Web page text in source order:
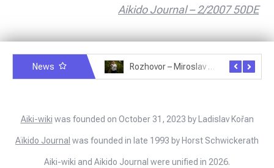
Aikido Journal – 2/2007 50DE
News Rozhovor – Miroslav Šmíd – 22.3.2025
Aiki-wiki was founded on October 31, 2023 by Ladislav Kořan
Aïkido Journal was founded in late 1993 by Horst Schwickerath
Aiki-wiki and Aikido Journal were unified in 2026.